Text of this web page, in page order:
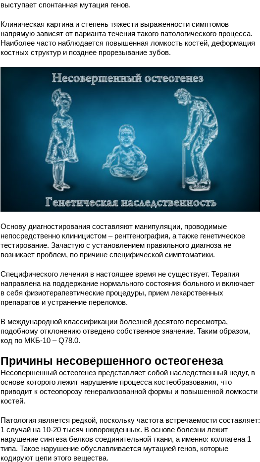
выступает спонтанная мутация генов.
Клиническая картина и степень тяжести выраженности симптомов
напрямую зависят от варианта течения такого патологического процесса.
Наиболее часто наблюдается повышенная ломкость костей, деформация
костных структур и позднее прорезывание зубов.
Основу диагностирования составляют манипуляции, проводимые
непосредственно клиницистом – рентгенография, а также генетическое
тестирование. Зачастую с установлением правильного диагноза не
возникает проблем, по причине специфической симптоматики.
Специфического лечения в настоящее время не существует. Терапия
направлена на поддержание нормального состояния больного и включает
в себя физиотерапевтические процедуры, прием лекарственных
препаратов и устранение переломов.
В международной классификации болезней десятого пересмотра,
подобному отклонению отведено собственное значение. Таким образом,
код по МКБ-10 – Q78.0.
Причины несовершенного остеогенеза
Несовершенный остеогенез представляет собой наследственный недуг, в
основе которого лежит нарушение процесса костеобразования, что
приводит к остеопорозу генерализованной формы и повышенной ломкости
костей.
Патология является редкой, поскольку частота встречаемости составляет:
1 случай на 10-20 тысяч новорожденных. В основе болезни лежит
нарушение синтеза белков соединительной ткани, а именно: коллагена 1
типа. Такое нарушение обуславливается мутацией генов, которые
кодируют цепи этого вещества.